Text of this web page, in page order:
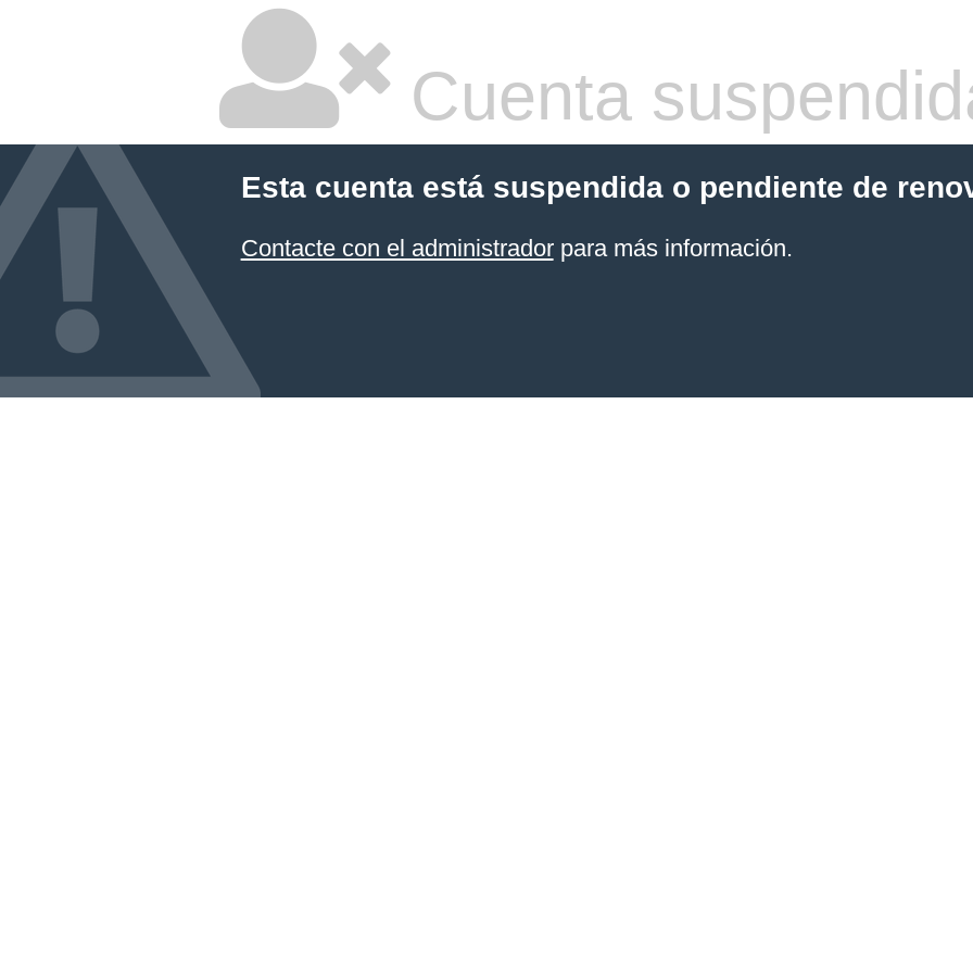
Cuenta
Esta cuenta está suspendida o pendiente de
Contacte con el administradorpara más información.